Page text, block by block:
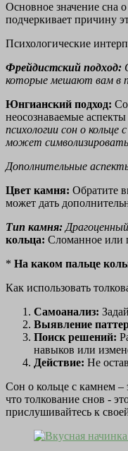
Основное значение сна
подчеркивает причину
Психологические
Фрейдистский подход:
которые мешают вам в
Юнгианский подход:
неосознаваемые
психологии сон о
может
Дополнительные
Цвет камня: Обратите
может дать
Тип камня:
кольца: Сломанное или
* На каком пальце
Как использовать
Самоанализ:
Выявление
Поиск решений:
навыков или
Действие: Не
Сон о кольце с камнем –
что толкование снов -
прислушивайтесь к